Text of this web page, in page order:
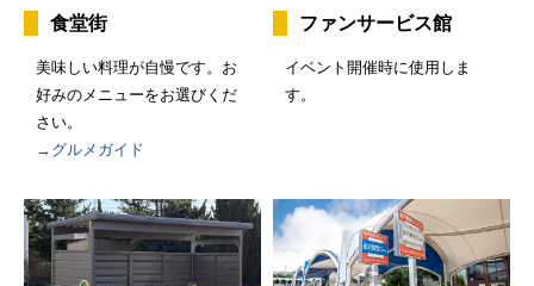
食堂街
美味しい料理が自慢です。お
好みのメニューをお選びくだ
さい。
→グルメガイド
ファンサービス館
イベント開催時に使用しま
す。